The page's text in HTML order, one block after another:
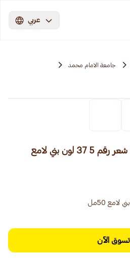
عربي
جامعة الامام محمد
ويلا كوليستون كيت صبغه شعر رقم 5 37 لون بني لامع
تسوق الآن